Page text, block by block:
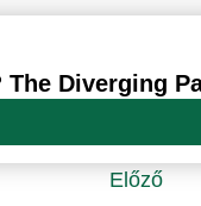
Diverging
Előző